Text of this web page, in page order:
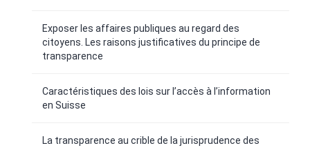
Exposer les affaires publiques au regard des
citoyens. Les raisons justificatives du principe de
transparence
Caractéristiques des lois sur l’accès à l’information
en Suisse
La transparence au crible de la jurisprudence des